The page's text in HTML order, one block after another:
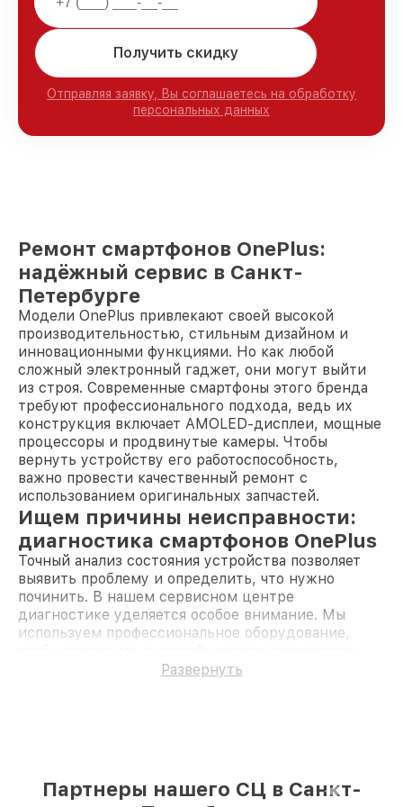
Получить скидку
Отправляя заявку, Вы соглашаетесь на обработку
персональных данных
Ремонт смартфонов OnePlus:
надёжный сервис в Санкт-
Петербурге
Модели OnePlus привлекают своей высокой
производительностью, стильным дизайном и
инновационными функциями. Но как любой
сложный электронный гаджет, они могут выйти
из строя. Современные смартфоны этого бренда
требуют профессионального подхода, ведь их
конструкция включает AMOLED-дисплеи, мощные
процессоры и продвинутые камеры. Чтобы
вернуть устройству его работоспособность,
важно провести качественный ремонт с
использованием оригинальных запчастей.
Ищем причины неисправности:
диагностика смартфонов OnePlus
Точный анализ состояния устройства позволяет
выявить проблему и определить, что нужно
починить. В нашем сервисном центре
диагностике уделяется особое внимание. Мы
используем профессиональное оборудование,
аккумулятор, разъёмы и другие модули. Такой
только устраняем видимые проблемы, но и
Развернуть
Партнеры нашего СЦ в Санкт-